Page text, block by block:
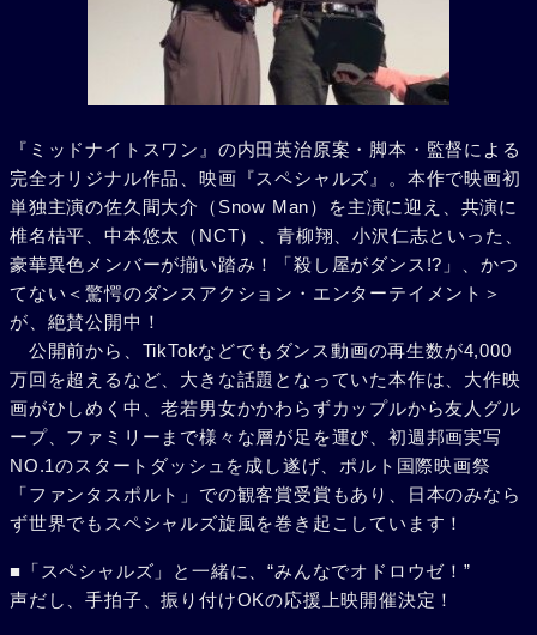
『ミッドナイトスワン』の内田英治原案・脚本・監督による
完全オリジナル作品、映画『スペシャルズ』。本作で映画初
単独主演の佐久間大介（Snow Man）を主演に迎え、共演に
椎名桔平、中本悠太（NCT）、青柳翔、小沢仁志といった、
豪華異色メンバーが揃い踏み！「殺し屋がダンス!?」、かつ
てない＜驚愕のダンスアクション・エンターテイメント＞
が、絶賛公開中！
公開前から、TikTokなどでもダンス動画の再生数が4,000
万回を超えるなど、大きな話題となっていた本作は、大作映
画がひしめく中、老若男女かかわらずカップルから友人グル
ープ、ファミリーまで様々な層が足を運び、初週邦画実写
NO.1のスタートダッシュを成し遂げ、ポルト国際映画祭
「ファンタスポルト」での観客賞受賞もあり、日本のみなら
ず世界でもスペシャルズ旋風を巻き起こしています！
■「スペシャルズ」と一緒に、“みんなでオドロウゼ！”
声だし、手拍子、振り付けOKの応援上映開催決定！